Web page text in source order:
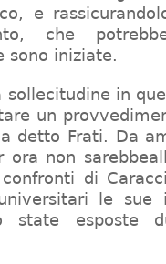
e
che
sono iniziate.
sollecitudine in
un
detto Frati. Da
non
di
le sue
state esposte